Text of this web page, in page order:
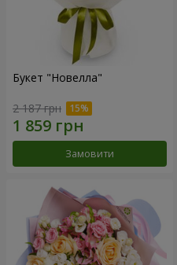
Букет "Новелла"
2 187 грн
Замовити